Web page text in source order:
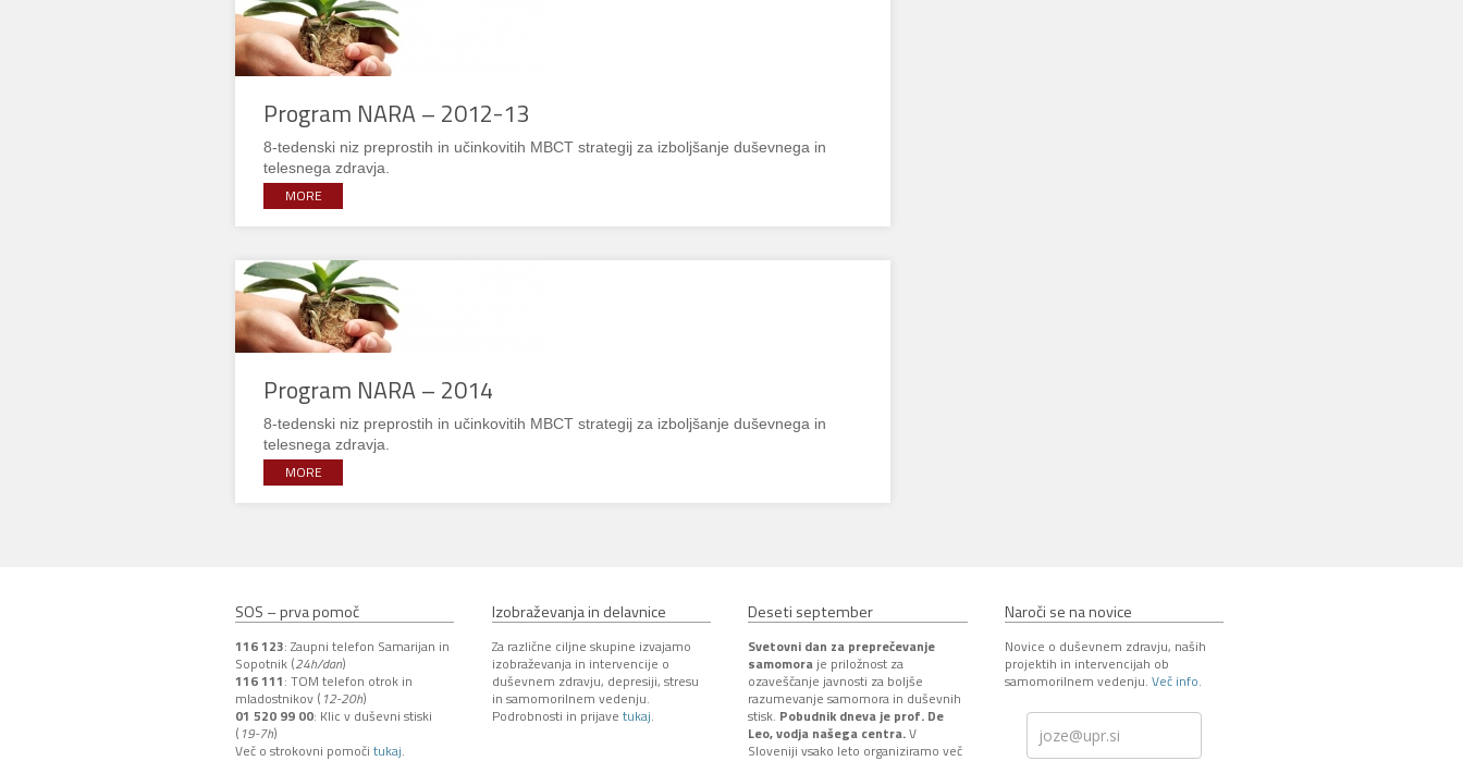
Program NARA – 2012-13
8-tedenski niz preprostih in učinkovitih MBCT strategij za izboljšanje duševnega in
telesnega zdravja.
MORE
Program NARA – 2014
8-tedenski niz preprostih in učinkovitih MBCT strategij za izboljšanje duševnega in
telesnega zdravja.
MORE
SOS – prva pomoč
116 123: Zaupni telefon Samarijan in
Sopotnik (24h/dan)
116 111: TOM telefon otrok in
mladostnikov ( 12-20h)
01 520 99 00: Klic v duševni stiski
( 19-7h)
Več o strokovni pomočitukaj.
Izobraževanja in delavnice
Za različne ciljne skupine izvajamo
izobraževanja in intervencije o
duševnem zdravju, depresiji, stresu
in samomorilnem vedenju.
Podrobnosti in prijave tukaj.
Deseti september
Svetovni dan za preprečevanje
samomora je priložnost za
ozaveščanje javnosti za boljše
razumevanje samomora in duševnih
stisk. Pobudnik dneva je prof. De
Leo, vodja našega centra.V
Sloveniji vsako leto organiziramo več
Naroči se na novice
Novice o duševnem zdravju, naših
projektih in intervencijah ob
samomorilnem vedenju.Več info.